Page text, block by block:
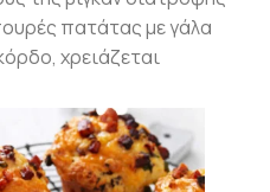
πατάτας με γάλα
χρειάζεται